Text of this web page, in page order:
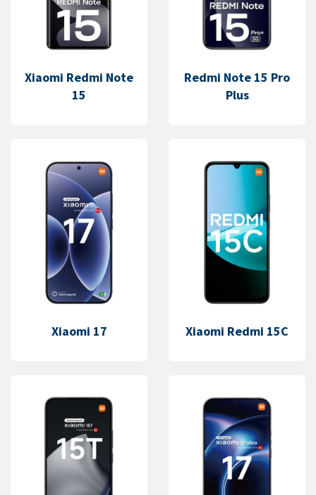
Xiaomi Redmi Note
15
Redmi Note 15 Pro
Plus
Xiaomi 17 Xiaomi Redmi 15C